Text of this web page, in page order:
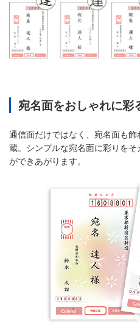
宛名面をおしゃれに彩
通信面だけではなく、宛名面も
蔵。シンプルな宛名面に彩りを
ができあがります。